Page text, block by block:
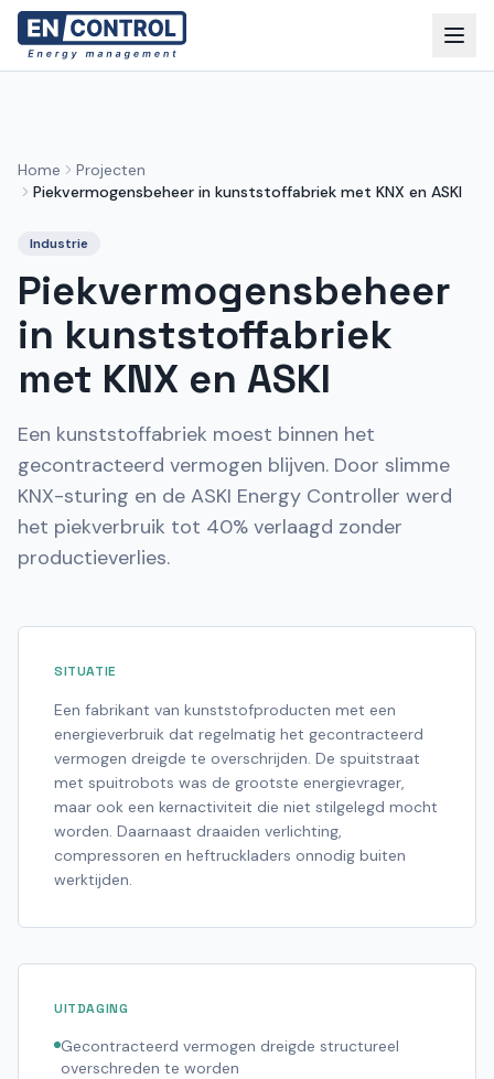
Home
Projecten
Piekvermogensbeheer in kunststoffabriek met KNX en ASKI
Industrie
Piekvermogensbeheer
in kunststoffabriek
met KNX en ASKI
Een kunststoffabriek moest binnen het
gecontracteerd vermogen blijven. Door slimme
KNX-sturing en de ASKI Energy Controller werd
het piekverbruik tot 40% verlaagd zonder
productieverlies.
SITUATIE
Een fabrikant van kunststofproducten met een
energieverbruik dat regelmatig het gecontracteerd
vermogen dreigde te overschrijden. De spuitstraat
met spuitrobots was de grootste energievrager,
maar ook een kernactiviteit die niet stilgelegd mocht
worden. Daarnaast draaiden verlichting,
compressoren en heftruckladers onnodig buiten
werktijden.
UITDAGING
Gecontracteerd vermogen dreigde structureel
overschreden te worden